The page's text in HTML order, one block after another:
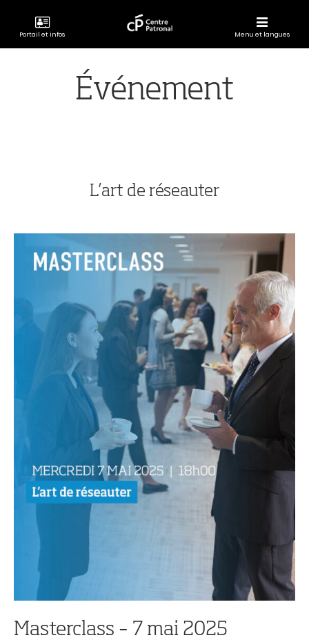
Portail et infos
CENTRE
Menu et langues
Événement
L’art de réseauter
Masterclass – 7 mai 2025